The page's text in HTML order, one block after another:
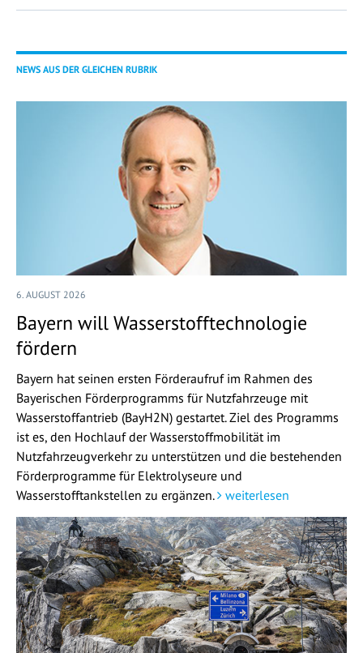
NEWS AUS DER GLEICHEN RUBRIK
6. AUGUST 2026
Bayern will Wasserstofftechnologie
fördern
Bayern hat seinen ersten Förderaufruf im Rahmen des
Bayerischen Förderprogramms für Nutzfahrzeuge mit
Wasserstoffantrieb (BayH2N) gestartet. Ziel des Programms
ist es, den Hochlauf der Wasserstoffmobilität im
Nutzfahrzeugverkehr zu unterstützen und die bestehenden
Förderprogramme für Elektrolyseure und
Wasserstofftankstellen zu ergänzen.
weiterlesen